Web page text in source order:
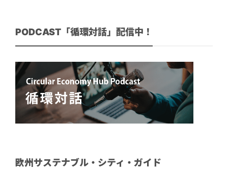
PODCAST「循環対話」配信中！
欧州サステナブル・シティ・ガイド